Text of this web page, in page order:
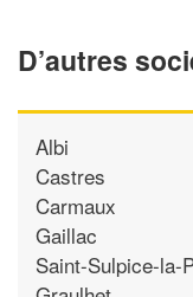
D’autres
Albi
Castres
Carmaux
Gaillac
Saint-Sulpice-la-